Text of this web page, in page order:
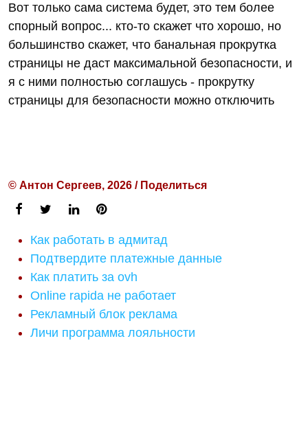
Вот только сама система будет, это тем более
спорный вопрос... кто-то скажет что хорошо, но
большинство скажет, что банальная прокрутка
страницы не даст максимальной безопасности, и
я с ними полностью соглашусь - прокрутку
страницы для безопасности можно отключить
© Антон Сергеев, 2026 / Поделиться
Как работать в адмитад
Подтвердите платежные данные
Как платить за ovh
Online rapida не работает
Рекламный блок реклама
Личи программа лояльности